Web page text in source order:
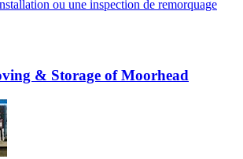
ou une inspection de remorquage
& Storage of Moorhead